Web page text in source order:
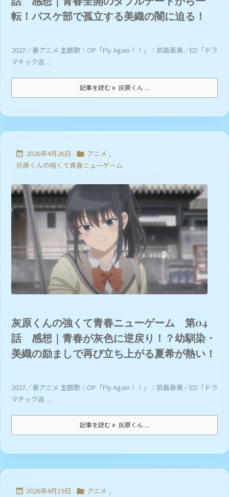
転！バスケ部で孤立する美織の闇に迫る！
2027／春アニメ 主題歌：OP「Fly Again！！」：前島亜美／ED「ドラ
マチック逃 ...
記事を読む 灰原くん ...
 2026年4月26日  アニメ ,
灰原くんの強くて青春ニューゲーム
灰原くんの強くて青春ニューゲーム 第04
話 感想｜青春が灰色に逆戻り！？幼馴染・
美織の励ましで再び立ち上がる夏希が熱い！
2027／春アニメ 主題歌：OP「Fly Again！！」：前島亜美／ED「ドラ
マチック逃 ...
記事を読む 灰原くん ...
 2026年4月19日  アニメ ,